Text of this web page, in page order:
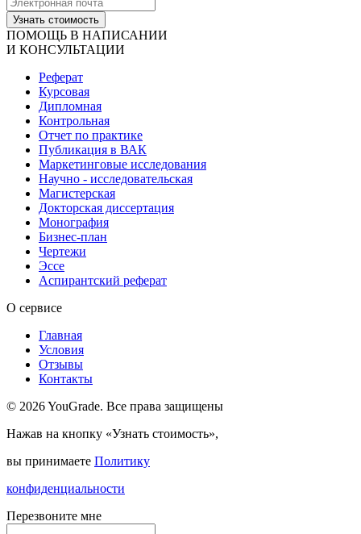
ПОМОЩЬ В НАПИСАНИИ
И КОНСУЛЬТАЦИИ
Реферат
Курсовая
Дипломная
Контрольная
Отчет по практике
Публикация в ВАК
Маркетинговые исследования
Научно - исследовательская
Магистерская
Докторская диссертация
Монография
Бизнес-план
Чертежи
Эссе
Аспирантский реферат
О сервисе
Главная
Условия
Отзывы
Контакты
© 2026 YouGrade. Все права защищены
Нажав на кнопку «Узнать стоимость»,
вы принимаете Политику
конфиденциальности
Перезвоните мне